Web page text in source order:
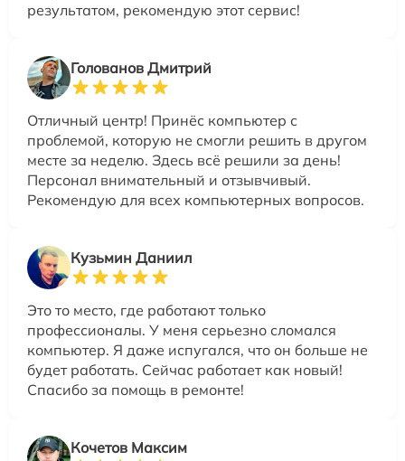
результатом, рекомендую этот сервис!
Голованов Дмитрий
Отличный центр! Принёс компьютер с
проблемой, которую не смогли решить в другом
месте за неделю. Здесь всё решили за день!
Персонал внимательный и отзывчивый.
Рекомендую для всех компьютерных вопросов.
Кузьмин Даниил
Это то место, где работают только
профессионалы. У меня серьезно сломался
компьютер. Я даже испугался, что он больше не
будет работать. Сейчас работает как новый!
Спасибо за помощь в ремонте!
Кочетов Максим